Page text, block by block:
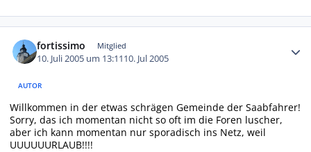
fortissimo Mitglied
10. Juli 2005 um 13:1110. Jul 2005
AUTOR
Willkommen in der etwas schrägen Gemeinde der Saabfahrer!
Sorry, das ich momentan nicht so oft im die Foren luscher,
aber ich kann momentan nur sporadisch ins Netz, weil
UUUUUURLAUB!!!!